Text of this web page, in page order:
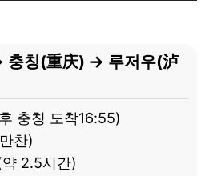
충칭(重庆) → 루저우(泸
충칭 도착16:55)
찬)
2.5시간)